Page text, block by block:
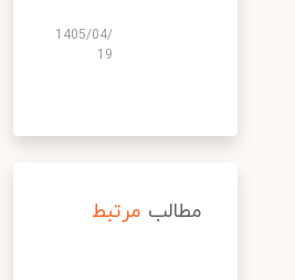
1405/04/
19
مطالب مرتبط